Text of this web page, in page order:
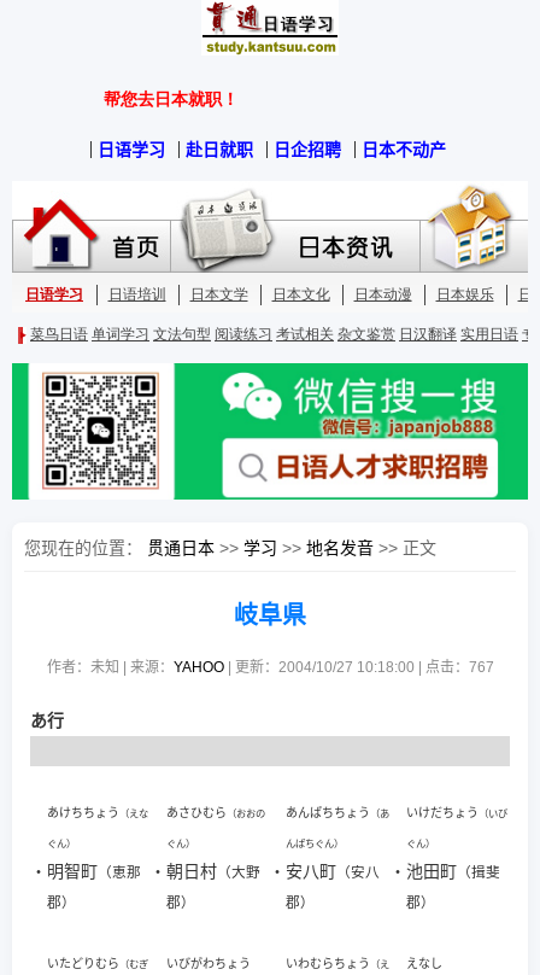
您现在的位置： 贯通日本 >> 学习 >> 地名发音 >> 正文
岐阜県
作者：未知 | 来源： YAHOO| 更新：2004/10/27 10:18:00 | 点击： 767
あ行
あけちちょう （えな
ぐん）
あさひむら （おおの
ぐん）
あんぱちちょう （あ
んぱちぐん）
いけだちょう （いび
ぐん）
・ 明智町 （恵那
郡）
・ 朝日村 （大野
郡）
・ 安八町 （安八
郡）
・ 池田町 （揖斐
郡）
いたどりむら （むぎ いびがわちょう いわむらちょう （え えなし